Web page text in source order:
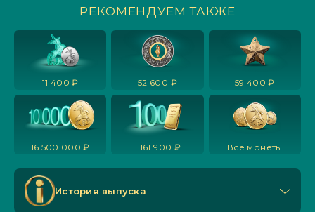
РЕКОМЕНДУЕМ ТАКЖЕ
11 400 ₽ 52 600 ₽ 59 400 ₽
16 500 000 ₽ 1 161 900 ₽ Все монеты
История выпуска